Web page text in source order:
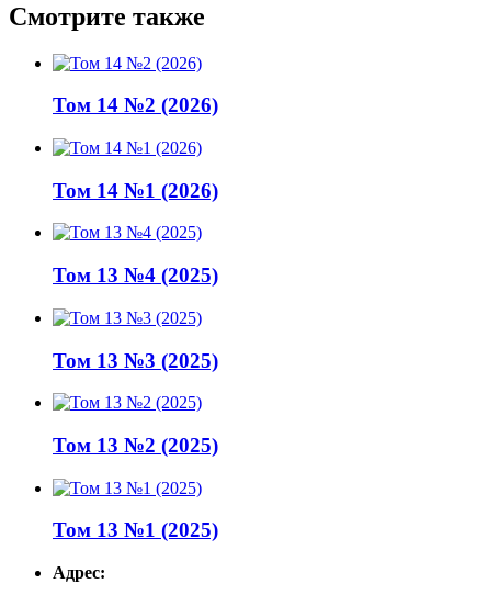
Смотрите также
Том 14 №2 (2026)
Том 14 №1 (2026)
Том 13 №4 (2025)
Том 13 №3 (2025)
Том 13 №2 (2025)
Том 13 №1 (2025)
Адрес: